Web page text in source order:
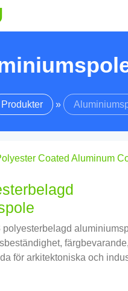
Produkter »
polyesterbelagd
för arkitektoniska och